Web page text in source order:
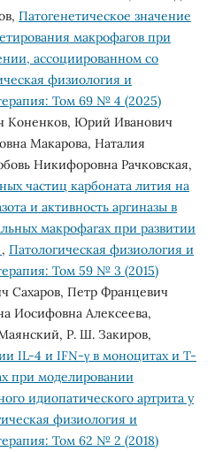
Патогенетическое значение
макрофагов при
ассоциированном со
физиология и
Том 69 № 4 (2025)
Коненков, Юрий Иванович
Макарова, Наталия
Никифоровна Рачковская,
частиц карбоната лития на
и активность аргиназы в
макрофагах при развитии
, Патологическая физиология и
Том 59 № 3 (2015)
Сахаров, Петр Францевич
Иосифовна Алексеева,
Р. Ш. Закиров,
IL-4 и IFN-γ в моноцитах и Т-
при моделировании
идиопатического артрита у
физиология и
Том 62 № 2 (2018)